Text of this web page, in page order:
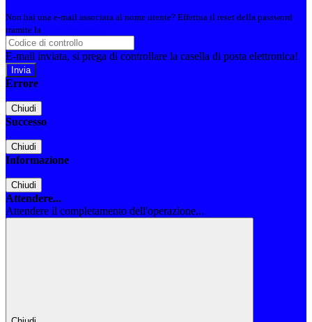
Non hai una e-mail associata al nome utente? Effettua il reset della password
tramite la
E-mail inviata, si prega di controllare la casella di posta elettronica!
Errore
Chiudi
Successo
Chiudi
Informazione
Chiudi
Attendere...
Attendere il completamento dell'operazione...